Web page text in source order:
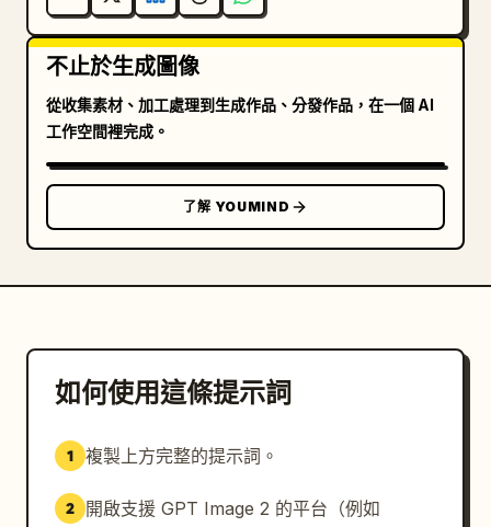
不止於生成圖像
從收集素材、加工處理到生成作品、分發作品，在一個 AI
工作空間裡完成。
了解 YOUMIND
如何使用這條提示詞
1 複製上方完整的提示詞。
2
開啟支援 GPT Image 2 的平台（例如